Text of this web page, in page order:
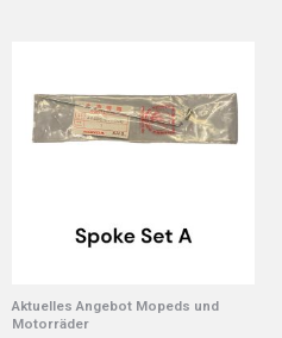
Aktuelles Angebot Mopeds und
Motorräder